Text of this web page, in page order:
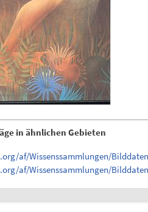
in ähnlichen Gebieten
af/Wissenssammlungen/
af/Wissenssammlungen/